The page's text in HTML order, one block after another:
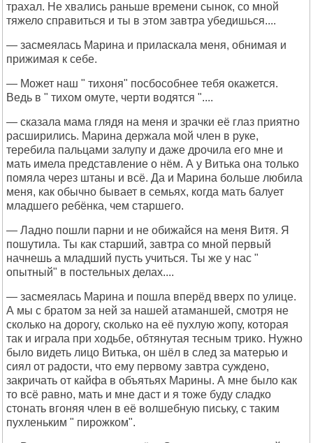
трахал. Не хвались раньше времени сынок, со мной
тяжело справиться и ты в этом завтра убедишься....
— засмеялась Марина и приласкала меня, обнимая и
прижимая к себе.
— Может наш " тихоня" посбособнее тебя окажется.
Ведь в " тихом омуте, черти водятся "....
— сказала мама глядя на меня и зрачки её глаз приятно
расширились. Марина держала мой член в руке,
теребила пальцами залупу и даже дрочила его мне и
мать имела представление о нём. А у Витька она только
помяла через штаны и всё. Да и Марина больше любила
меня, как обычно бывает в семьях, когда мать балует
младшего ребёнка, чем старшего.
— Ладно пошли парни и не обижайся на меня Витя. Я
пошутила. Ты как старший, завтра со мной первый
начнешь а младший пусть учиться. Ты же у нас "
опытный" в постельных делах....
— засмеялась Марина и пошла вперёд вверх по улице.
А мы с братом за ней за нашей атаманшей, смотря не
сколько на дорогу, сколько на её пухлую жопу, которая
так и играла при ходьбе, обтянутая тесным трико. Нужно
было видеть лицо Витька, он шёл в след за матерью и
сиял от радости, что ему первому завтра суждено,
закричать от кайфа в объятьях Марины. А мне было как
то всё равно, мать и мне даст и я тоже буду сладко
стонать вгоняя член в её волшебную письку, с таким
пухленьким " пирожком".